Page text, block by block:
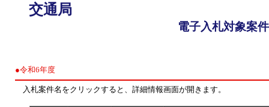
交通局
電子入札対象案
●令和6年度
入札案件名をクリックすると、詳細情報画面が開きます。